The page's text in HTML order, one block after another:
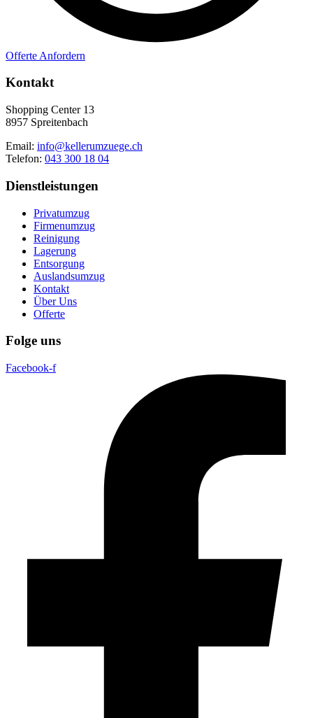
Offerte Anfordern
Kontakt
Shopping Center 13
8957 Spreitenbach
Email: info@kellerumzuege.ch
Telefon: 043 300 18 04
Dienstleistungen
Privatumzug
Firmenumzug
Reinigung
Lagerung
Entsorgung
Auslandsumzug
Kontakt
Über Uns
Offerte
Folge uns
Facebook-f